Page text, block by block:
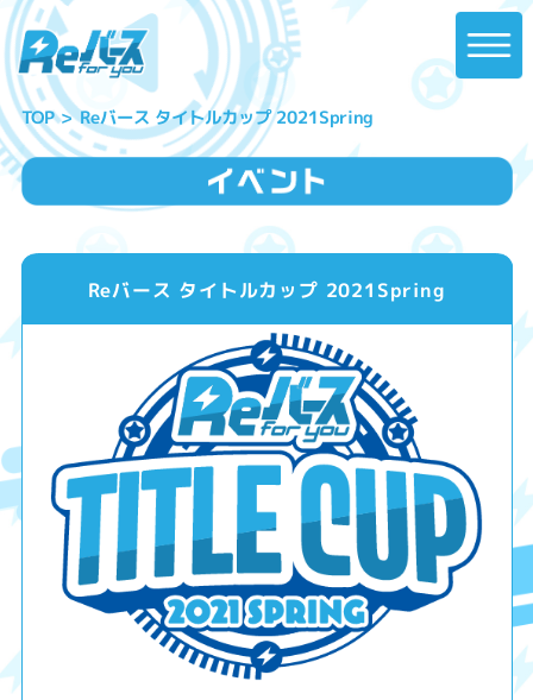
TOP Reバース タイトルカップ 2021Spring
Reバース タイトルカップ 2021Spring